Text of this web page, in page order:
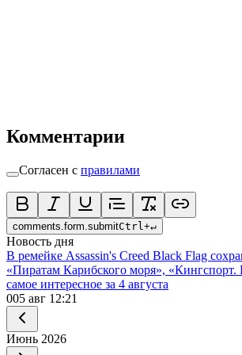
Комментарии
Согласен с правилами
comments.form.submitCtrl+↵
Новость дня
В ремейке Assassin's Creed Black Flag
«Пиратам Карибского моря»,
самое интересное за 4 августа
005 авг 12:21
Июнь 2026